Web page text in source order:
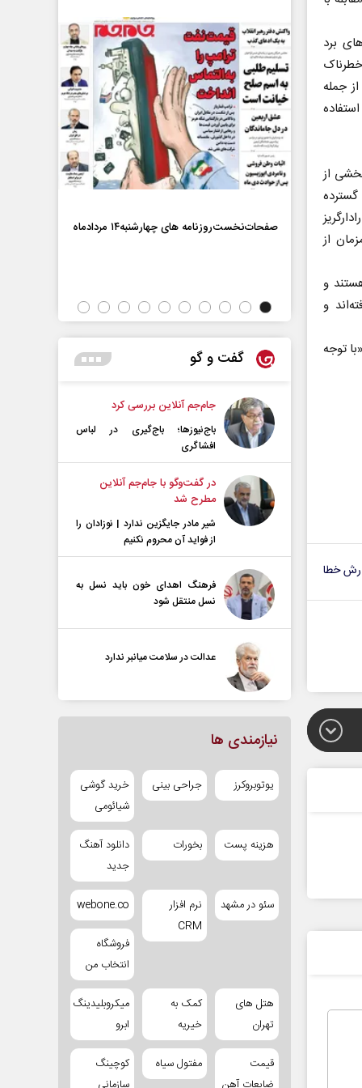
برد
جمله
استفاده
از
گسترده
از
و
و
توجه
خطا
صفحات‌نخست‌روزنامه ها‌ی چهارشنبه‌۱۴ مردادماه
گفت و گو
جام‌جم آنلاین بررسی کرد
باج‌نیوزها؛ باج‌گیری در لباس
افشاگری
در گفت‌و‌گو با جام‌جم آنلاین
مطرح شد
شیر مادر جایگزین ندارد | نوزادان را
از فواید آن محروم نکنیم
فرهنگ اهدای خون باید نسل به
نسل منتقل شود
عدالت در سلامت میانبر ندارد
نیازمندی ها
یوتوبروکرز جراحی بینی
خرید گوشی
شیائومی
هزینه پست بخورات
دانلود آهنگ
جدید
سئو در مشهد
نرم افزار
CRM
webone.co
فروشگاه
انتخاب من
هتل های
تهران
کمک به
خیریه
میکروبلیدینگ
ابرو
قیمت
مفتول سیاه
کوچینگ